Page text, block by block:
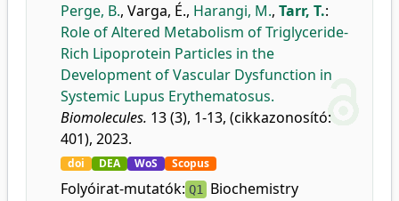
Perge, B., Varga, É., Harangi, M., Tarr, T.:
Role of Altered Metabolism of Triglyceride-
Rich Lipoprotein Particles in the
Development of Vascular Dysfunction in
Systemic Lupus Erythematosus.
Biomolecules. 13 (3), 1-13, (cikkazonosító:
401), 2023.
doi DEA WoS Scopus
Folyóirat-mutatók: Q1 Biochemistry